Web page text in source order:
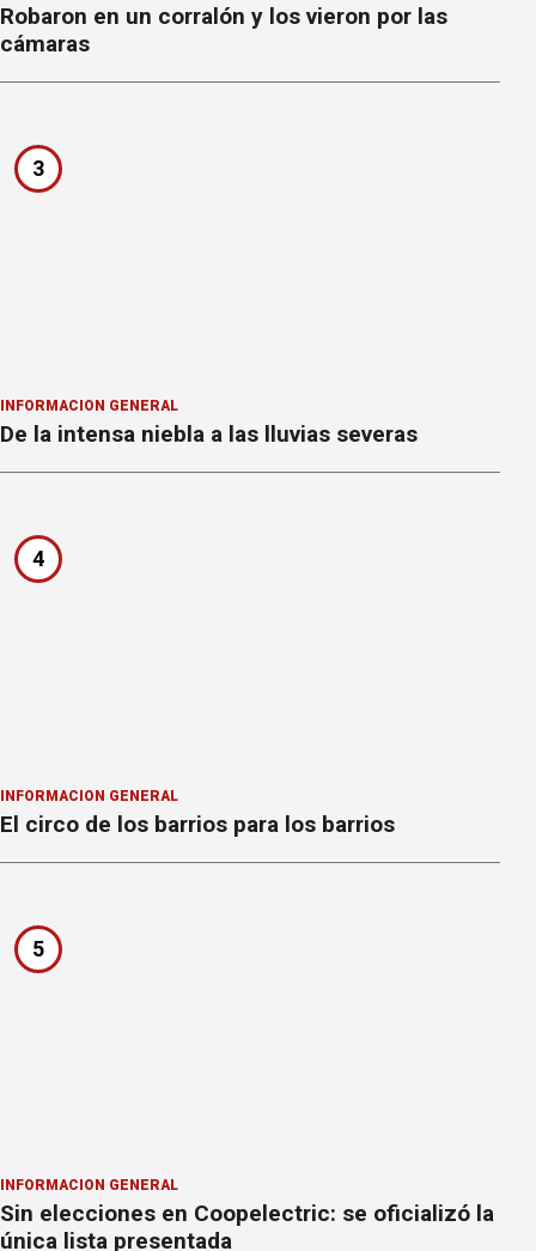
Robaron en un corralón y los vieron por las
cámaras
3
INFORMACION GENERAL
De la intensa niebla a las lluvias severas
4
INFORMACION GENERAL
El circo de los barrios para los barrios
5
INFORMACION GENERAL
Sin elecciones en Coopelectric: se oficializó la
única lista presentada